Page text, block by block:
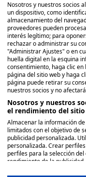
Nosotros
Quienes Somos
Políticas de
Legal
Aviso y términos
Privacidad de Datos
Síguenos
Facebook
Twitter
Nosotros y nuestros socios
un dispositivo, como
almacenamiento del
proveedores pueden
interés legítimo; para
rechazar o administrar su
"Administrar Ajustes" o en
huella digital en la esquina
consentimiento, haga clic
página del sitio web y haga
página puede retirar su
nuestros socios y no
Nosotros y nuestros
el rendimiento del
Almacenar la información
limitados con el objetivo de
publicidad personalizada.
personalizada. Crear
perfiles para la selección
rendimiento de la